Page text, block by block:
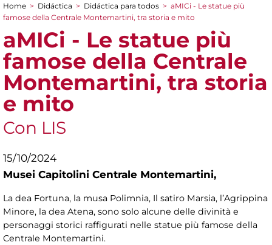
You are here
Home > Didáctica > Didáctica para todos > aMICi - Le statue più
famose della Centrale Montemartini, tra storia e mito
aMICi - Le statue più
famose della Centrale
Montemartini, tra storia
e mito
Con LIS
15/10/2024
Musei Capitolini Centrale Montemartini,
La dea Fortuna, la musa Polimnia, Il satiro Marsia, l’Agrippina
Minore, la dea Atena, sono solo alcune delle divinità e
personaggi storici raffigurati nelle statue più famose della
Centrale Montemartini.